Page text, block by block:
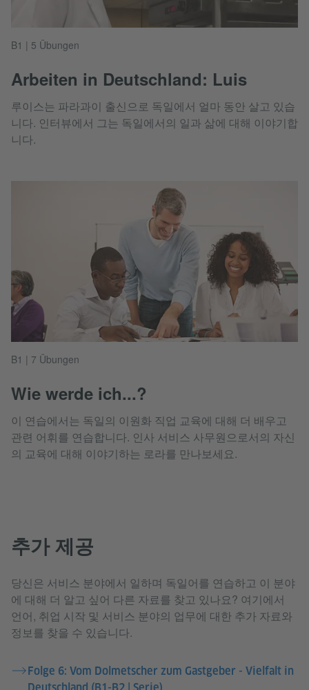
B1 | 5 Übungen
Arbeiten in Deutschland: Luis
루이스는 파라과이 출신으로 독일에서 얼마 동안 살고 있습
니다. 인터뷰에서 그는 독일에서의 일과 삶에 대해 이야기합
니다.
B1 | 7 Übungen
Wie werde ich...?
이 연습에서는 독일의 이원화 직업 교육에 대해 더 배우고
관련 어휘를 연습합니다. 인사 서비스 사무원으로서의 자신
의 교육에 대해 이야기하는 로라를 만나보세요.
추가 제공
당신은 서비스 분야에서 일하며 독일어를 연습하고 이 분야
에 대해 더 알고 싶어 다른 자료를 찾고 있나요? 여기에서
언어, 취업 시작 및 서비스 분야의 업무에 대한 추가 자료와
정보를 찾을 수 있습니다.
Folge 6: Vom Dolmetscher zum Gastgeber - Vielfalt in